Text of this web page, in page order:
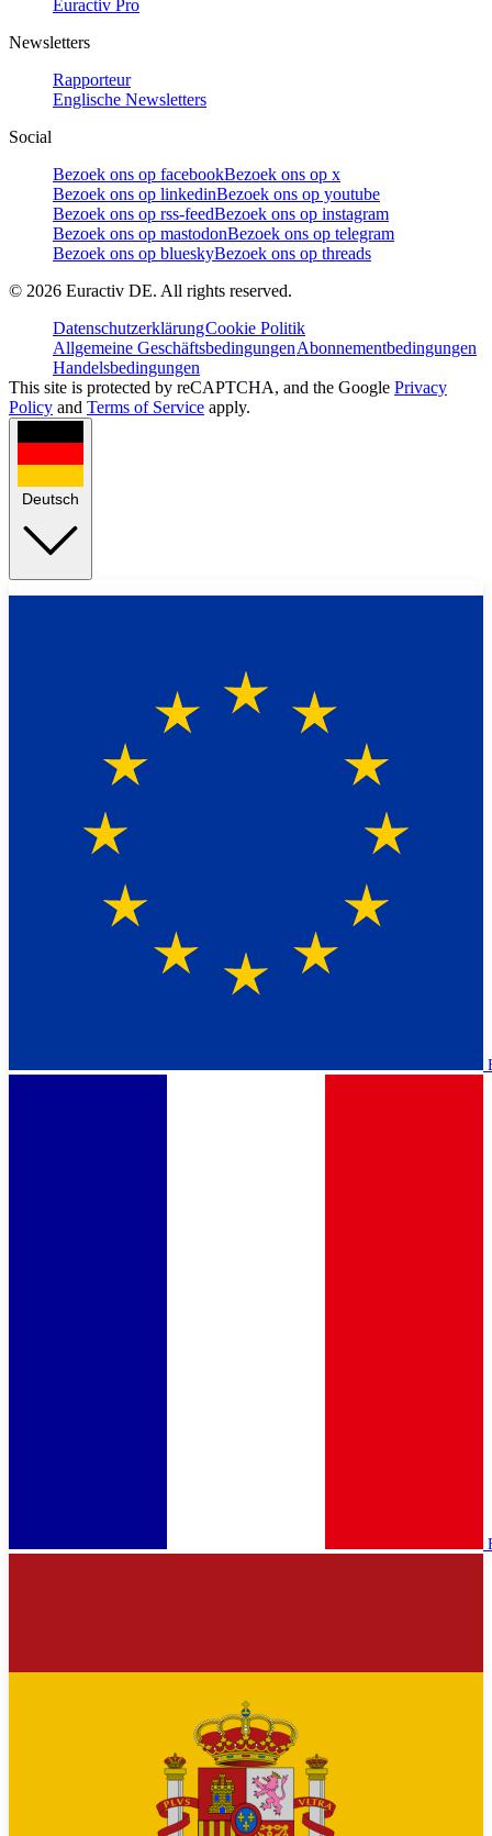
Euractiv Pro
Newsletters
Rapporteur
Englische Newsletters
Social
Bezoek ons op facebookBezoek ons op x
Bezoek ons op linkedinBezoek ons op youtube
Bezoek ons op rss-feedBezoek ons op instagram
Bezoek ons op mastodonBezoek ons op telegram
Bezoek ons op blueskyBezoek ons op threads
© 2026 Euractiv DE. All rights reserved.
DatenschutzerklärungCookie Politik
Allgemeine GeschäftsbedingungenAbonnementbedingungen
Handelsbedingungen
This site is protected by reCAPTCHA, and the Google Privacy
Policy and Terms of Service apply.
Deutsch